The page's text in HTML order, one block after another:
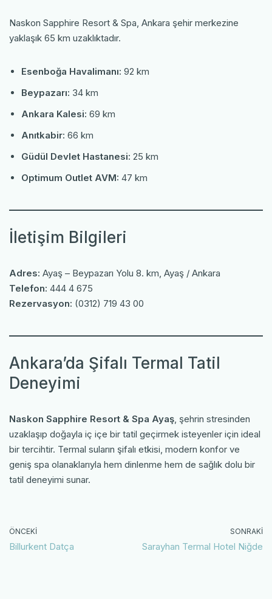
Naskon Sapphire Resort & Spa, Ankara şehir merkezine
yaklaşık 65 km uzaklıktadır.
Esenboğa Havalimanı: 92 km
Beypazarı: 34 km
Ankara Kalesi: 69 km
Anıtkabir: 66 km
Güdül Devlet Hastanesi: 25 km
Optimum Outlet AVM: 47 km
İletişim Bilgileri
Adres: Ayaş – Beypazarı Yolu 8. km, Ayaş / Ankara
Telefon: 444 4 675
Rezervasyon: (0312) 719 43 00
Ankara’da Şifalı Termal Tatil
Deneyimi
Naskon Sapphire Resort & Spa Ayaş, şehrin stresinden
uzaklaşıp doğayla iç içe bir tatil geçirmek isteyenler için ideal
bir tercihtir. Termal suların şifalı etkisi, modern konfor ve
geniş spa olanaklarıyla hem dinlenme hem de sağlık dolu bir
tatil deneyimi sunar.
ÖNCEKI
Billurkent Datça
SONRAKI
Sarayhan Termal Hotel Niğde